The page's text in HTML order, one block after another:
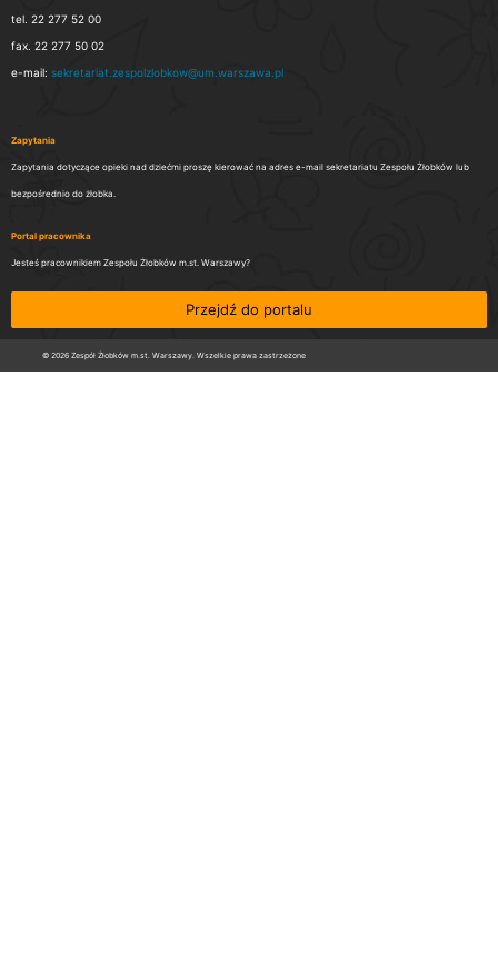
tel. 22 277 52 00
fax. 22 277 50 02
e-mail: sekretariat.zespolzlobkow@um.warszawa.pl
Zapytania
Zapytania dotyczące opieki nad dziećmi proszę kierować na adres e-mail sekretariatu Zespołu Żłobków lub
bezpośrednio do żłobka.
Portal pracownika
Jesteś pracownikiem Zespołu Żłobków m.st. Warszawy?
Przejdź do portalu
© 2026 Zespół Żłobków m.st. Warszawy. Wszelkie prawa zastrzeżone